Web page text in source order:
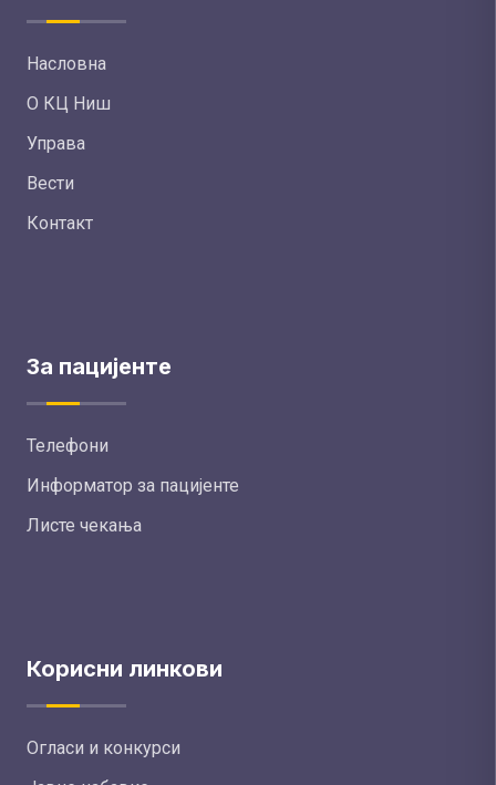
Насловна
О КЦ Ниш
Управа
Вести
Контакт
За пацијенте
Телефони
Информатор за пацијенте
Листе чекања
Корисни линкови
Огласи и конкурси